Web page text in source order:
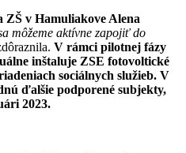
v Hamuliakove Alena
môžeme aktívne zapojiť do
V rámci pilotnej fázy
inštaluje ZSE fotovoltické
sociálnych služieb. V
ďalšie podporené subjekty,
2023.